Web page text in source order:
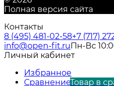
Полная версия сайта
Контакты
8 (495) 481-02-58+7 (717)
info@open-fit.ruПн-Вс
Личный кабинет
Избранное
СравнениеТовар в